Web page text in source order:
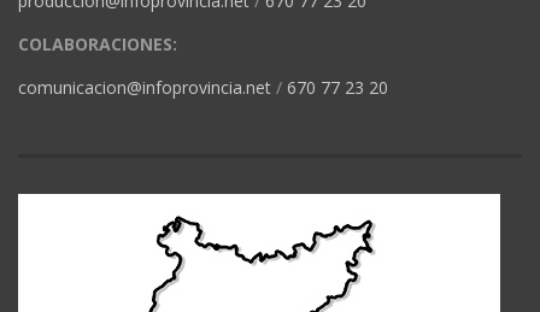
COLABORACIONES:
comunicacion@infoprovincia.net / 670 77 23 20